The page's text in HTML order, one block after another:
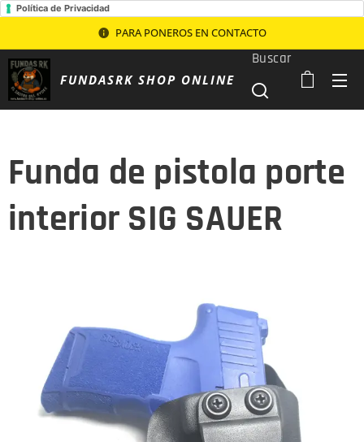
Política de Privacidad
PARA PONEROS EN CONTACTO
FUNDASRK SHOP ONLINE
Buscar
Funda de pistola porte
interior SIG SAUER